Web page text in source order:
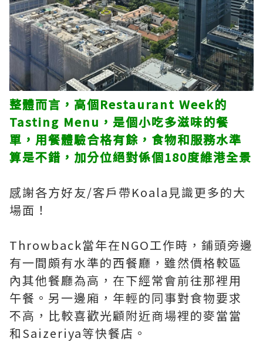
整體而言，高個Restaurant Week的
Tasting Menu，是個小吃多滋味的餐
單，用餐體驗合格有餘，食物和服務水準
算是不錯，加分位絕對係個180度維港全景
感謝各方好友/客戶帶Koala見識更多的大
場面！
Throwback當年在NGO工作時，鋪頭旁邊
有一間頗有水準的西餐廳，雖然價格較區
內其他餐廳為高，在下經常會前往那裡用
午餐。另一邊廂，年輕的同事對食物要求
不高，比較喜歡光顧附近商場裡的麥當當
和Saizeriya等快餐店。